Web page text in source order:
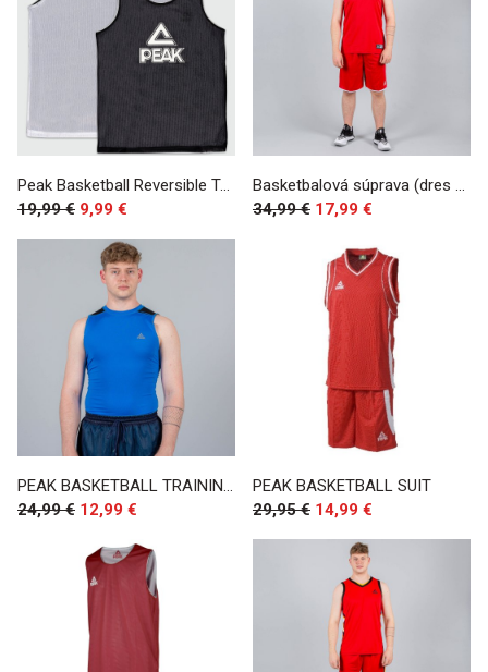
Peak Basketball Reversible Tank Top Black/White
19,99 € 9,99 €
Basketbalová súprava (dres + trenírky) Peak Basketball Sets Match 2 červená
34,99 € 17,99 €
PEAK BASKETBALL TRAINING SERIES VEST BLUE
24,99 € 12,99 €
PEAK BASKETBALL SUIT
29,95 € 14,99 €